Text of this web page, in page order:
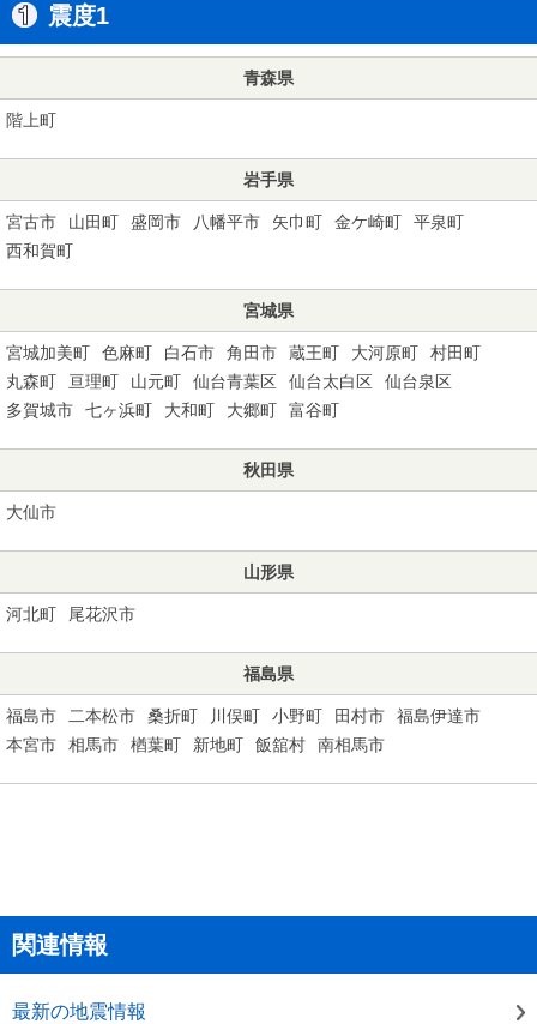
震度1
青森県
階上町
岩手県
宮古市 山田町 盛岡市 八幡平市 矢巾町 金ケ崎町
平泉町
西和賀町
宮城県
宮城加美町 色麻町 白石市 角田市 蔵王町 大河原町
村田町
丸森町
亘理町 山元町 仙台青葉区 仙台太白区
仙台泉区
多賀城市
七ヶ浜町 大和町 大郷町 富谷町
秋田県
大仙市
山形県
河北町 尾花沢市
福島県
福島市 二本松市 桑折町 川俣町 小野町 田村市
福島伊達市
本宮市
相馬市 楢葉町 新地町 飯舘村 南相馬市
関連情報
最新の地震情報